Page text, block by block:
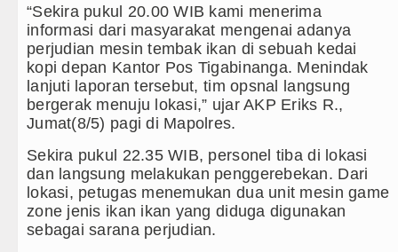
Ketua GRIB Jaya Labuhanbatu Gelar Turnamen
Gubernur Bobby Nasution Minta Kepala Daerah
Rico Waas : Kemerdekaan Harus Dirasakan
Akses Jalan ke Pemandian Air Panas Doulu Diblokir
Dayang Nan Tujuh Menggetarkan Gedung Kesenian
“Sekira pukul 20.00 WIB kami menerima
informasi dari masyarakat mengenai adanya
perjudian mesin tembak ikan di sebuah kedai
kopi depan Kantor Pos Tigabinanga. Menindak
lanjuti laporan tersebut, tim opsnal langsung
bergerak menuju lokasi,” ujar AKP Eriks R.,
Jumat(8/5) pagi di Mapolres.
Sekira pukul 22.35 WIB, personel tiba di lokasi
dan langsung melakukan penggerebekan. Dari
lokasi, petugas menemukan dua unit mesin game
zone jenis ikan ikan yang diduga digunakan
sebagai sarana perjudian.